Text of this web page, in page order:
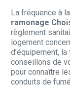
La fréquence à
ramonage
règlement
logement
d’équipement,
conseillons de
pour connaître
conduits de